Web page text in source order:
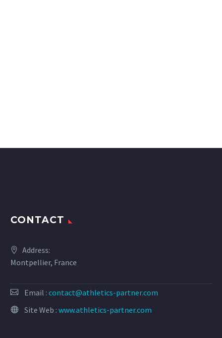
CONTACT
Address:
Montpellier, France
Email : contact@athletics-partner.com
Site Web : www.athletics-partner.com